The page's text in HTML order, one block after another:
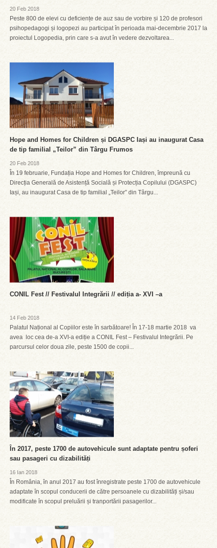
20 Feb 2018
Peste 800 de elevi cu deficiențe de auz sau de vorbire și 120 de profesori
psihopedagogi și logopezi au participat în perioada mai-decembrie 2017 la
proiectul Logopedia, prin care s-a avut în vedere dezvoltarea...
Hope and Homes for Children și DGASPC Iași au inaugurat Casa
de tip familial „Teilor” din Târgu Frumos
20 Feb 2018
În 19 februarie, Fundația Hope and Homes for Children, împreună cu
Direcția Generală de Asistență Socială și Protecția Copilului (DGASPC)
Iași, au inaugurat Casa de tip familial „Teilor” din Târgu...
CONIL Fest // Festivalul Integrării // ediția a- XVI –a
14 Feb 2018
Palatul Național al Copiilor este în sarbătoare! În 17-18 martie 2018 va
avea loc cea de-a XVI-a ediție a CONIL Fest – Festivalul Integrării. Pe
parcursul celor doua zile, peste 1500 de copii...
În 2017, peste 1700 de autovehicule sunt adaptate pentru șoferi
sau pasageri cu dizabilități
16 Ian 2018
În România, în anul 2017 au fost înregistrate peste 1700 de autovehicule
adaptate în scopul conducerii de către persoanele cu dizabilități și/sau
modificate în scopul preluării și tranportării pasagerilor...